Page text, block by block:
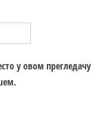
у овом прегледачу